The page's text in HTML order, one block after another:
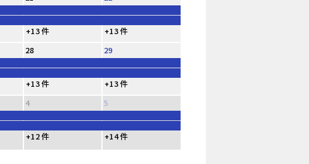
+13 件
+13 件
28 29
+13 件
+13 件
4 5
+12 件 +14 件